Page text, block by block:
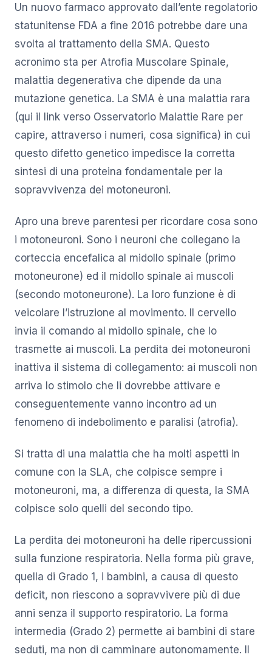
Un nuovo farmaco approvato dall’ente regolatorio
statunitense FDA a fine 2016 potrebbe dare una
svolta al trattamento della SMA. Questo
acronimo sta per Atrofia Muscolare Spinale,
malattia degenerativa che dipende da una
mutazione genetica. La SMA è una malattia rara
(qui il link verso Osservatorio Malattie Rare per
capire, attraverso i numeri, cosa significa) in cui
questo difetto genetico impedisce la corretta
sintesi di una proteina fondamentale per la
sopravvivenza dei motoneuroni.
Apro una breve parentesi per ricordare cosa sono
i motoneuroni. Sono i neuroni che collegano la
corteccia encefalica al midollo spinale (primo
motoneurone) ed il midollo spinale ai muscoli
(secondo motoneurone). La loro funzione è di
veicolare l’istruzione al movimento. Il cervello
invia il comando al midollo spinale, che lo
trasmette ai muscoli. La perdita dei motoneuroni
inattiva il sistema di collegamento: ai muscoli non
arriva lo stimolo che li dovrebbe attivare e
conseguentemente vanno incontro ad un
fenomeno di indebolimento e paralisi (atrofia).
Si tratta di una malattia che ha molti aspetti in
comune con la SLA, che colpisce sempre i
motoneuroni, ma, a differenza di questa, la SMA
colpisce solo quelli del secondo tipo.
La perdita dei motoneuroni ha delle ripercussioni
sulla funzione respiratoria. Nella forma più grave,
quella di Grado 1, i bambini, a causa di questo
deficit, non riescono a sopravvivere più di due
anni senza il supporto respiratorio. La forma
intermedia (Grado 2) permette ai bambini di stare
seduti, ma non di camminare autonomamente. Il